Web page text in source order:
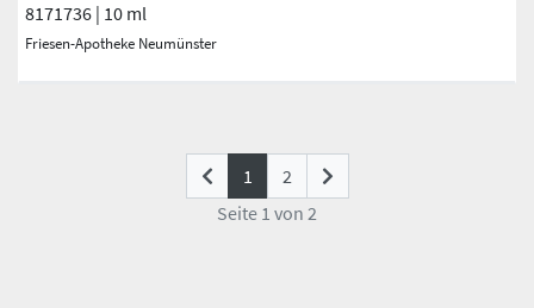
8171736 | 10 ml
Friesen-Apotheke Neumünster
1 (current)
2
Seite 1 von 2